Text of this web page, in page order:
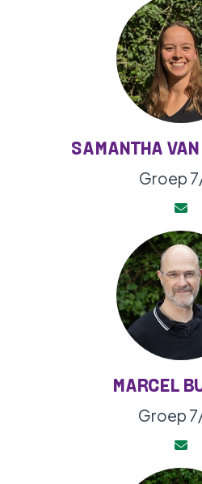
SAMANTHA
Groep
MARCEL
Groep